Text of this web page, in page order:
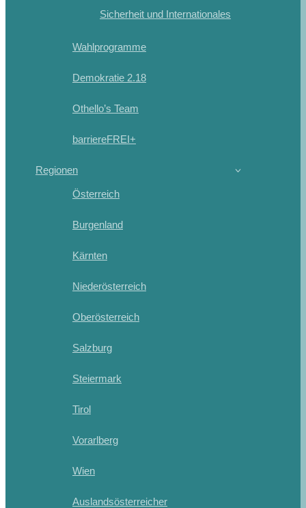
Sicherheit und Internationales
Wahlprogramme
Demokratie 2.18
Othello’s Team
barriereFREI+
Regionen
Österreich
Burgenland
Kärnten
Niederösterreich
Oberösterreich
Salzburg
Steiermark
Tirol
Vorarlberg
Wien
Auslandsösterreicher